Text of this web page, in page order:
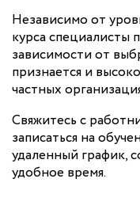
Независимо от
курса специалисты
зависимости от
признается и
частных
Свяжитесь с
записаться на
удаленный график,
удобное время.